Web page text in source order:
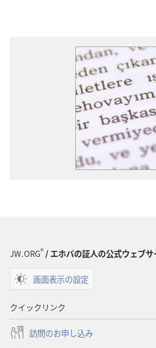
JW.ORG®/ エホバの証人の公式ウェブサ
画面表示の設定
クイックリンク
訪問のお申し込み